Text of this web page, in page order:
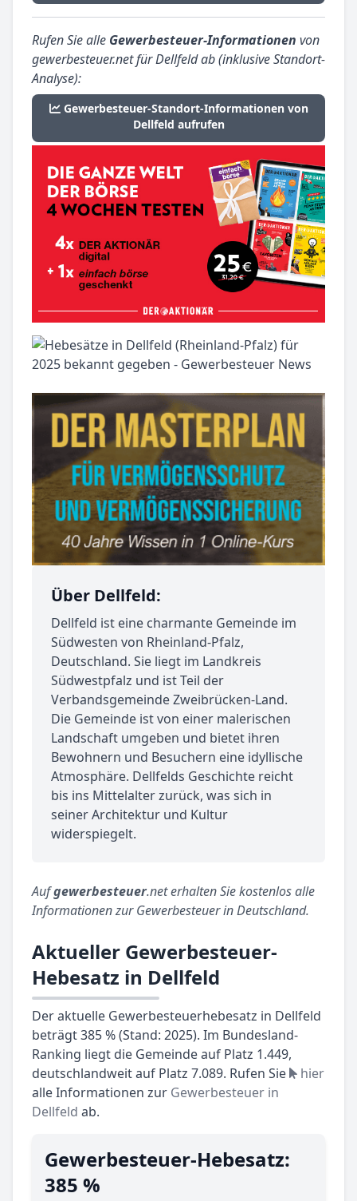
Rufen Sie alle Gewerbesteuer-Informationen von
gewerbesteuer.net für Dellfeld ab (inklusive Standort-
Analyse):
Gewerbesteuer-Standort-Informationen von
Dellfeld aufrufen
Über Dellfeld:
Dellfeld ist eine charmante Gemeinde im
Südwesten von Rheinland-Pfalz,
Deutschland. Sie liegt im Landkreis
Südwestpfalz und ist Teil der
Verbandsgemeinde Zweibrücken-Land.
Die Gemeinde ist von einer malerischen
Landschaft umgeben und bietet ihren
Bewohnern und Besuchern eine idyllische
Atmosphäre. Dellfelds Geschichte reicht
bis ins Mittelalter zurück, was sich in
seiner Architektur und Kultur
widerspiegelt.
Aufgewerbesteuer.net erhalten Sie kostenlos alle
Informationen zur Gewerbesteuer in Deutschland.
Aktueller Gewerbesteuer-
Hebesatz in Dellfeld
Der aktuelle Gewerbesteuerhebesatz in Dellfeld
beträgt 385 % (Stand: 2025). Im Bundesland-
Ranking liegt die Gemeinde auf Platz 1.449,
deutschlandweit auf Platz 7.089. Rufen Sie
hier
alle Informationen zur Gewerbesteuer in
Dellfeld ab.
Gewerbesteuer-Hebesatz:
385 %